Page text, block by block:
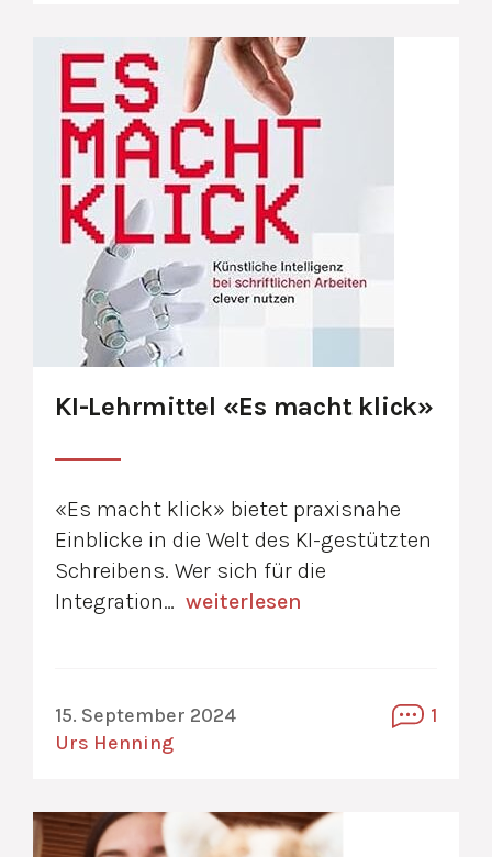
KI-Lehrmittel «Es macht klick»
«Es macht klick» bietet praxisnahe
Einblicke in die Welt des KI-gestützten
Schreibens. Wer sich für die
Integration… weiterlesen
15. September 2024
Urs Henning
1